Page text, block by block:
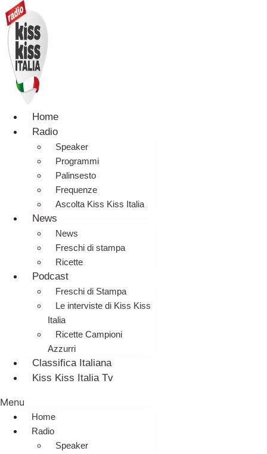
Home
Radio
Speaker
Programmi
Palinsesto
Frequenze
Ascolta Kiss Kiss Italia
News
News
Freschi di stampa
Ricette
Podcast
Freschi di Stampa
Le interviste di Kiss Kiss
Italia
Ricette Campioni
Azzurri
Classifica Italiana
Kiss Kiss Italia Tv
Menu
Home
Radio
Speaker